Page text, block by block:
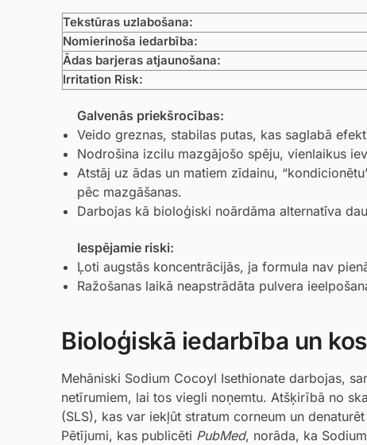
Tekstūras uzlabošana:
Nomierinoša iedarbība:
Ādas barjeras atjaunošana:
Irritation Risk:
Galvenās priekšrocības:
Veido greznas, stabilas putas, kas saglabā
Nodrošina izcilu mazgājošo spēju, vienlaikus
Atstāj uz ādas un matiem zīdainu,
pēc mazgāšanas.
Darbojas kā bioloģiski noārdāma alternatīva
Iespējamie riski:
Ļoti augstās koncentrācijās, ja formula nav
Ražošanas laikā neapstrādāta pulvera
Bioloģiskā iedarbība un
Mehāniski Sodium Cocoyl Isethionate darbojas,
netīrumiem, lai tos viegli noņemtu. Atšķirībā no
(SLS), kas var iekļūt stratum corneum un
Pētījumi, kas publicēti PubMed, norāda, ka